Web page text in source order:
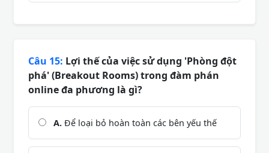
Câu 15: Lợi thế của việc sử dụng 'Phòng đột
phá' (Breakout Rooms) trong đàm phán
online đa phương là gì?
A. Để loại bỏ hoàn toàn các bên yếu thế